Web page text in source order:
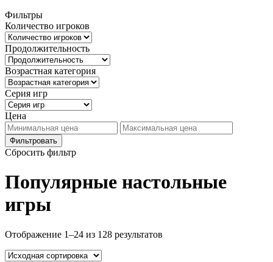
Фильтры
Количество игроков
Продолжительность
Возрастная категория
Серия игр
Цена
Фильтровать
Сбросить фильтр
Популярные настольные
игры
Отображение 1–24 из 128 результатов